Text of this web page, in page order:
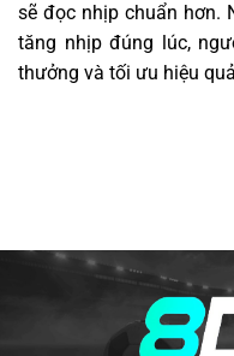
sẽ đọc nhịp chuẩn hơn.
tăng nhịp đúng lúc,
thưởng và tối ưu hiệu